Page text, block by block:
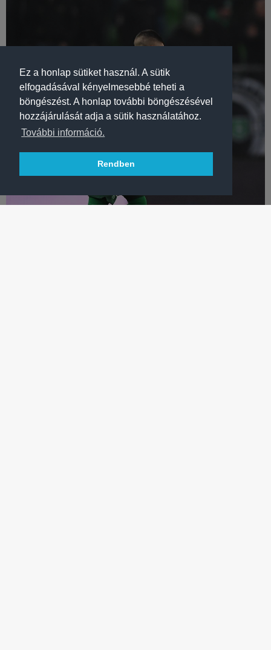
Ez a honlap sütiket használ. A sütik
elfogadásával kényelmesebbé teheti a
böngészést. A honlap további böngészésével
hozzájárulását adja a sütik használatához.
További információ.
Rendben